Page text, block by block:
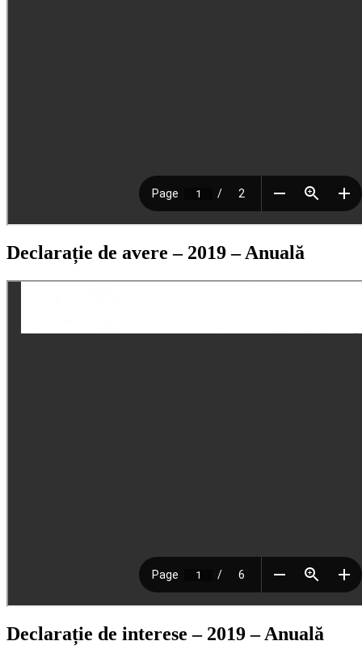
Declarație de avere – 2019 – Anuală
Declarație de interese – 2019 – Anuală